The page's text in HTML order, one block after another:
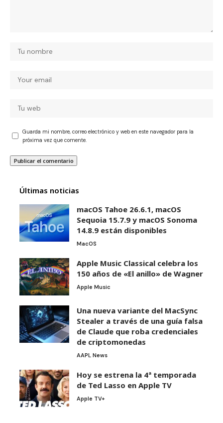
Guarda mi nombre, correo electrónico y web en este navegador para la
próxima vez que comente.
Últimas noticias
macOS Tahoe 26.6.1, macOS
Sequoia 15.7.9 y macOS Sonoma
14.8.9 están disponibles
MacOS
Apple Music Classical celebra los
150 años de «El anillo» de Wagner
Apple Music
Una nueva variante del MacSync
Stealer a través de una guía falsa
de Claude que roba credenciales
de criptomonedas
AAPL News
Hoy se estrena la 4ª temporada
de Ted Lasso en Apple TV
Apple TV+